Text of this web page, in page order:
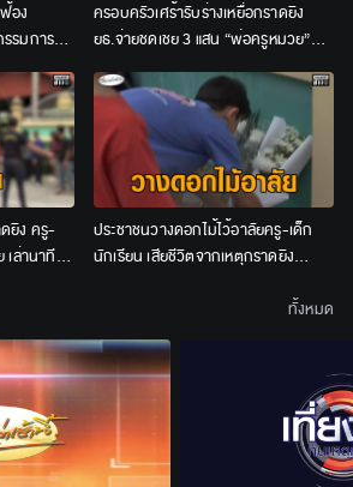
อง
รมการ
น กสทช.
ครอบครัวเศร้ารับร่างเหยื่อกราดยิง
ยธ.จ่ายชดเชย 3 แสน “พ่อครูหมวย”
สะอื้นเอาชีวิตลูกคืนมา
ยิง ครู-
เล่านาที
ประชาชนวางดอกไม้ไว้อาลัยครู-เด็ก
นักเรียน เสียชีวิตจากเหตุกราดยิง
ทั้งหมด